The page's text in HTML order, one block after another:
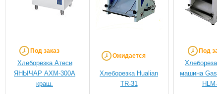
Под заказ
Хлеборезка Атеси
ЯНЫЧАР АХМ-300А
краш.
Ожидается
Хлеборезка Hualian
TR-31
Под
машина
HLM-